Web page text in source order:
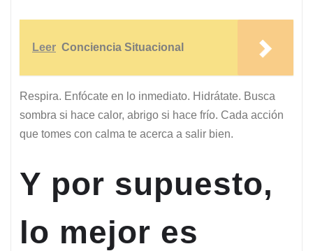
Leer Conciencia Situacional
Respira. Enfócate en lo inmediato. Hidrátate. Busca
sombra si hace calor, abrigo si hace frío. Cada acción
que tomes con calma te acerca a salir bien.
Y por supuesto,
lo mejor es